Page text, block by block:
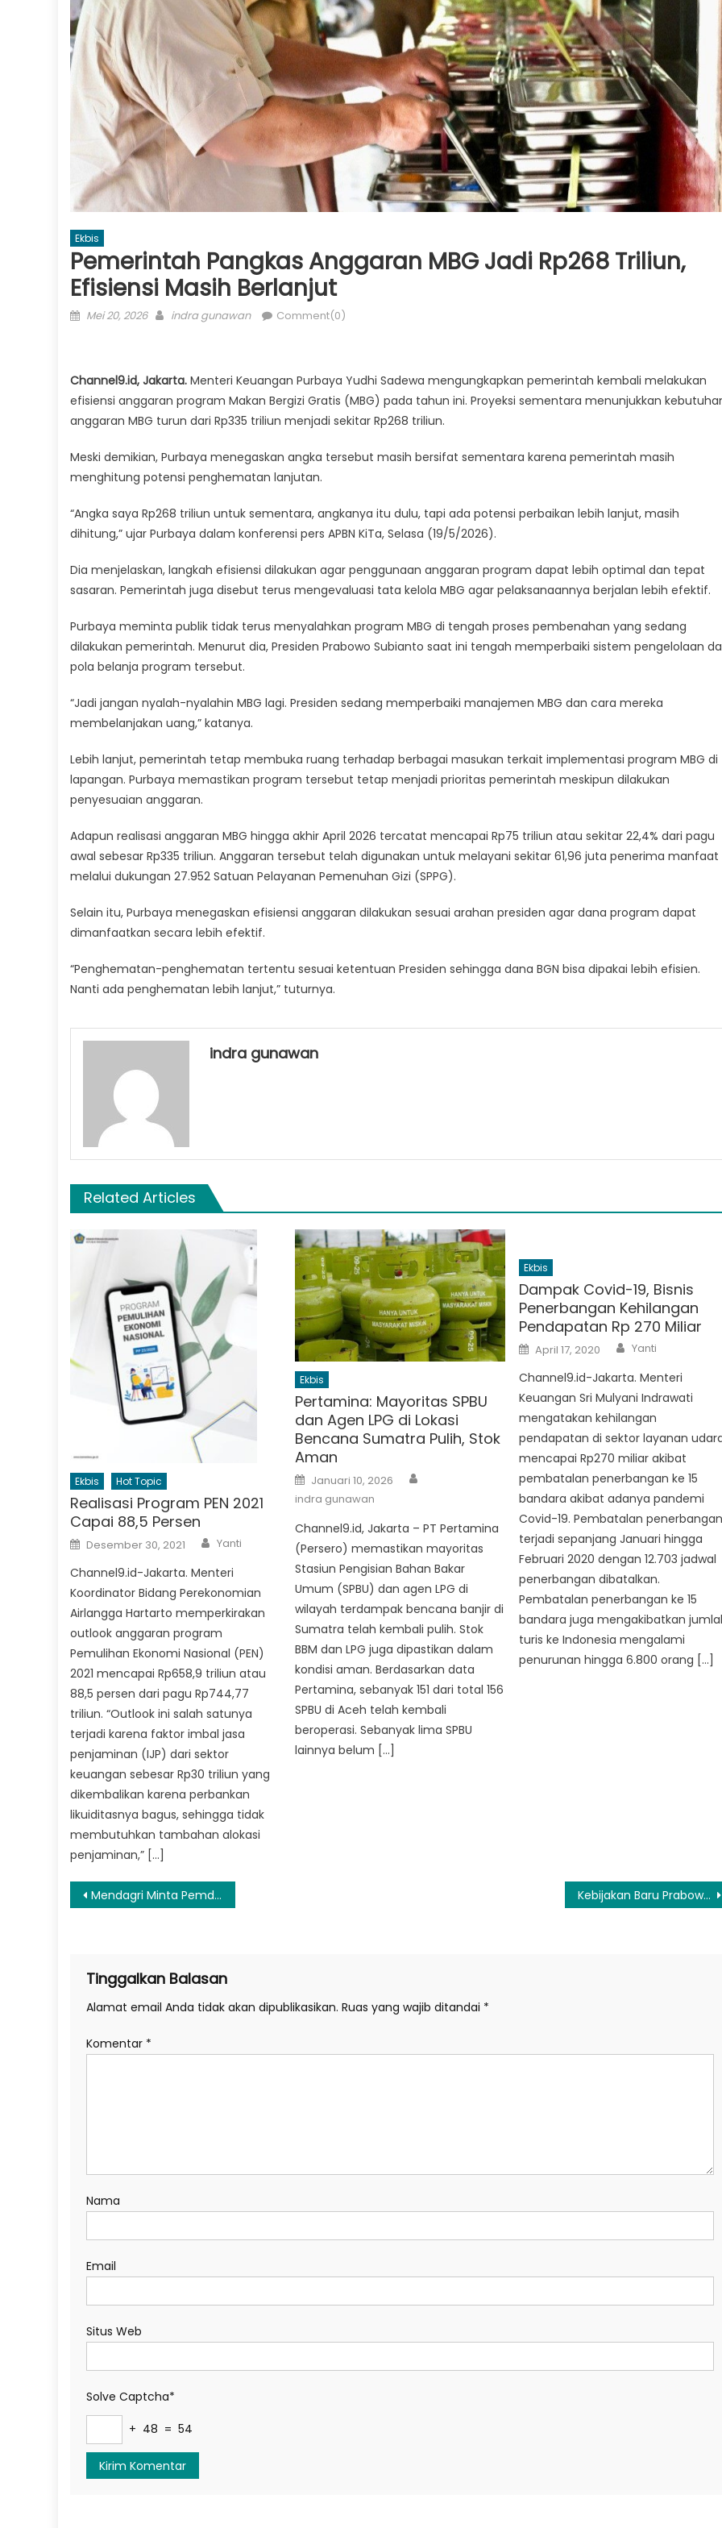
Ekbis
Pemerintah Pangkas Anggaran MBG Jadi Rp268 Triliun,
Efisiensi Masih Berlanjut
Posted
Mei 20, 2026 Author
indra gunawan Comment(0)
Channel9.id, Jakarta. Menteri Keuangan Purbaya Yudhi Sadewa mengungkapkan pemerintah kembali melakukan
efisiensi anggaran program Makan Bergizi Gratis (MBG) pada tahun ini. Proyeksi sementara menunjukkan
anggaran MBG turun dari Rp335 triliun menjadi sekitar Rp268 triliun.
Meski demikian, Purbaya menegaskan angka tersebut masih bersifat sementara karena pemerintah masih
menghitung potensi penghematan lanjutan.
“Angka saya Rp268 triliun untuk sementara, angkanya itu dulu, tapi ada potensi perbaikan lebih lanjut, masih
dihitung,” ujar Purbaya dalam konferensi pers APBN KiTa, Selasa (19/5/2026).
Dia menjelaskan, langkah efisiensi dilakukan agar penggunaan anggaran program dapat lebih optimal dan tepat
sasaran. Pemerintah juga disebut terus mengevaluasi tata kelola MBG agar pelaksanaannya berjalan lebih efektif.
Purbaya meminta publik tidak terus menyalahkan program MBG di tengah proses pembenahan yang sedang
dilakukan pemerintah. Menurut dia, Presiden Prabowo Subianto saat ini tengah memperbaiki sistem pengelolaan
pola belanja program tersebut.
“Jadi jangan nyalah-nyalahin MBG lagi. Presiden sedang memperbaiki manajemen MBG dan cara mereka
membelanjakan uang,” katanya.
Lebih lanjut, pemerintah tetap membuka ruang terhadap berbagai masukan terkait implementasi program MBG di
lapangan. Purbaya memastikan program tersebut tetap menjadi prioritas pemerintah meskipun dilakukan
penyesuaian anggaran.
Adapun realisasi anggaran MBG hingga akhir April 2026 tercatat mencapai Rp75 triliun atau sekitar 22,4% dari pagu
awal sebesar Rp335 triliun. Anggaran tersebut telah digunakan untuk melayani sekitar 61,96 juta penerima manfaat
melalui dukungan 27.952 Satuan Pelayanan Pemenuhan Gizi (SPPG).
Selain itu, Purbaya menegaskan efisiensi anggaran dilakukan sesuai arahan presiden agar dana program dapat
dimanfaatkan secara lebih efektif.
“Penghematan-penghematan tertentu sesuai ketentuan Presiden sehingga dana BGN bisa dipakai lebih efisien.
Nanti ada penghematan lebih lanjut,” tuturnya.
indra gunawan
Related Articles
Ekbis Hot Topic
Realisasi Program PEN 2021
Capai 88,5 Persen
Posted
on
Desember 30, 2021 Author
Yanti
Channel9.id-Jakarta. Menteri
Koordinator Bidang Perekonomian
Airlangga Hartarto memperkirakan
outlook anggaran program
Pemulihan Ekonomi Nasional (PEN)
2021 mencapai Rp658,9 triliun atau
88,5 persen dari pagu Rp744,77
triliun. “Outlook ini salah satunya
terjadi karena faktor imbal jasa
penjaminan (IJP) dari sektor
keuangan sebesar Rp30 triliun yang
dikembalikan karena perbankan
likuiditasnya bagus, sehingga tidak
membutuhkan tambahan alokasi
penjaminan,” […]
Ekbis
Pertamina: Mayoritas SPBU
dan Agen LPG di Lokasi
Bencana Sumatra Pulih, Stok
Aman
Posted
on
Januari 10, 2026
indra gunawan
Channel9.id, Jakarta – PT Pertamina
(Persero) memastikan mayoritas
Stasiun Pengisian Bahan Bakar
Umum (SPBU) dan agen LPG di
wilayah terdampak bencana banjir di
Sumatra telah kembali pulih. Stok
BBM dan LPG juga dipastikan dalam
kondisi aman. Berdasarkan data
Pertamina, sebanyak 151 dari total 156
SPBU di Aceh telah kembali
beroperasi. Sebanyak lima SPBU
lainnya belum […]
Ekbis
Dampak Covid-19, Bisnis
Penerbangan Kehilangan
Pendapatan Rp 270 Miliar
Posted
on
April 17, 2020 Author
Yanti
Channel9.id-Jakarta. Menteri
Keuangan Sri Mulyani Indrawati
mengatakan kehilangan
pendapatan di sektor layanan
mencapai Rp270 miliar akibat
pembatalan penerbangan ke 15
bandara akibat adanya pandemi
Covid-19. Pembatalan
terjadi sepanjang Januari hingga
Februari 2020 dengan 12.703 jadwal
penerbangan dibatalkan.
Pembatalan penerbangan ke 15
bandara juga mengakibatkan
turis ke Indonesia mengalami
penurunan hingga 6.800 orang […]
Navigasi
Mendagri Minta Pemda Perkuat Forkopimda, FKUB, dan Tim Penanganan Konflik Sosial Kebijakan Baru Prabowo: Ekspor Komoditas SDA Dikendalikan BUMN
Tinggalkan Balasan
Alamat email Anda tidak akan dipublikasikan. Ruas yang wajib ditandai *
Komentar *
Nama
Email
Situs Web
Solve Captcha*
+ 48 = 54